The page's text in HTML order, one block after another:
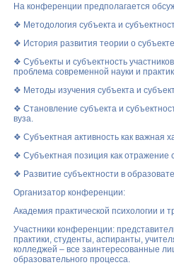
На конференции предполагается
❖ Методология субъекта и
❖ История развития теории о
❖ Субъекты и субъектность
проблема современной науки и
❖ Методы изучения субъекта и
❖ Становление субъекта и
вуза.
❖ Субъектная активность как важная
❖ Субъектная позиция как отражение
❖ Развитие субъектности в
Организатор конференции:
Академия практической психологии и
Участники конференции:
практики, студенты, аспиранты,
колледжей – все заинтересованные
образовательного процесса.